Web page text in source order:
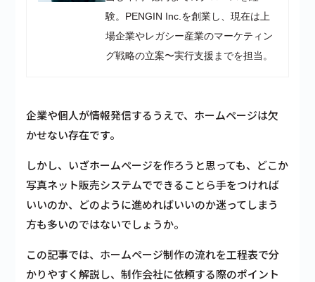
験。PENGIN Inc.を創業し、現在は上
場企業やレガシー産業のマーケティン
グ戦略の立案〜実行支援までを担当。
企業や個人が情報発信するうえで、ホームページは欠
かせない存在です。
しかし、いざホームページを作ろうと思っても、どこか
写真ネット販売システムでできることら手をつければ
いいのか、どのように進めればいいのか迷ってしまう
方も多いのではないでしょうか。
この記事では、ホームページ制作の流れを工程表で分
かりやすく解説し、制作会社に依頼する際のポイント